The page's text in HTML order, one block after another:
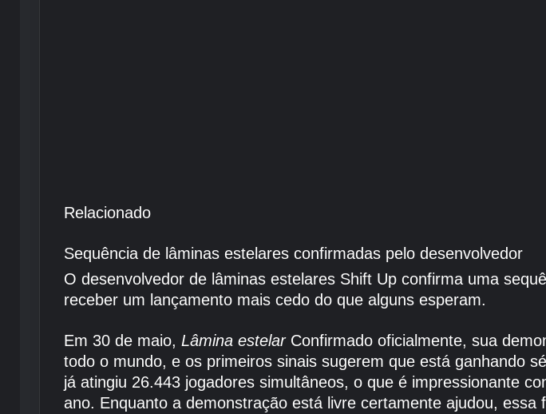
Relacionado
Sequência de lâminas estelares confirmadas pelo desenvolvedor
O desenvolvedor de lâminas estelares Shift Up confirma uma
receber um lançamento mais cedo do que alguns esperam.
Em 30 de maio, Lâmina estelarConfirmado oficialmente, sua
todo o mundo, e os primeiros sinais sugerem que está ganhando
já atingiu 26.443 jogadores simultâneos, o que é impressionante
ano. Enquanto a demonstração está livre certamente ajudou,